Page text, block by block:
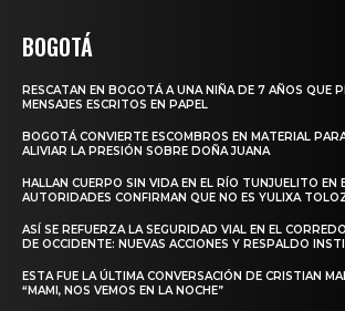
BOGOTÁ
RESCATAN EN BOGOTÁ A UNA NIÑA DE 7 AÑOS QUE
MENSAJES ESCRITOS EN PAPEL
BOGOTÁ CONVIERTE ESCOMBROS EN MATERIAL
ALIVIAR LA PRESIÓN SOBRE DOÑA JUANA
HALLAN CUERPO SIN VIDA EN EL RÍO TUNJUELITO EN
AUTORIDADES CONFIRMAN QUE NO ES YULIXA
ASÍ SE REFUERZA LA SEGURIDAD VIAL EN EL
DE OCCIDENTE: NUEVAS ACCIONES Y RESPALDO
ESTA FUE LA ÚLTIMA CONVERSACIÓN DE CRISTIAN
“MAMI, NOS VEMOS EN LA NOCHE”